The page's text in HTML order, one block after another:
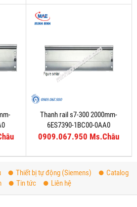
Thanh rail s7-300 2000mm-
6ES7390-1BC00-0AA0
0909.067.950 Ms.Châu
Thiết bị tự động (Siemens)
Catalog
Tin tức Liên hệ